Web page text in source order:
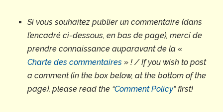
Si vous souhaitez publier un commentaire (dans
l’encadré ci-dessous, en bas de page), merci de
prendre connaissance auparavant de la «
Charte des commentaires » ! / If you wish to post
a comment (in the box below, at the bottom of the
page), please read the “Comment Policy” first!